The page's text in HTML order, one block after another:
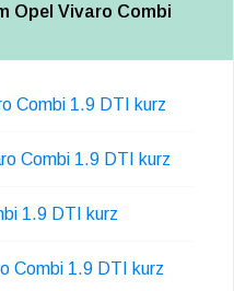
Opel Vivaro Combi
Combi 1.9 DTI kurz
Combi 1.9 DTI kurz
1.9 DTI kurz
Combi 1.9 DTI kurz